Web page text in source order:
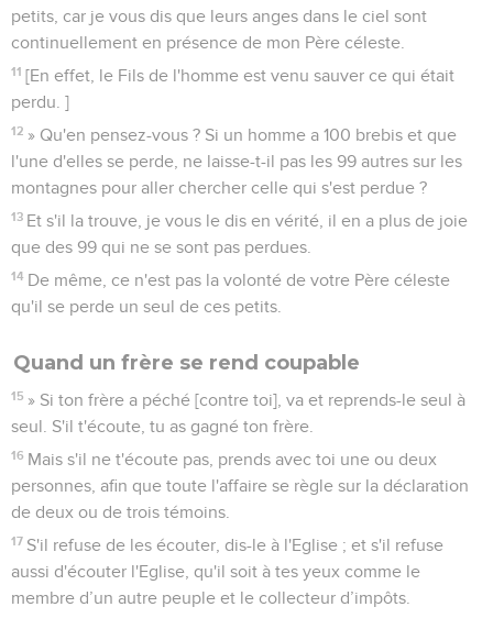
petits, car je vous dis que leurs anges dans le ciel sont
continuellement en présence de mon Père céleste.
11 [En effet, le Fils de l'homme est venu sauver ce qui était
perdu. ]
12 » Qu'en pensez-vous ? Si un homme a 100 brebis et que
l'une d'elles se perde, ne laisse-t-il pas les 99 autres sur les
montagnes pour aller chercher celle qui s'est perdue ?
13 Et s'il la trouve, je vous le dis en vérité, il en a plus de joie
que des 99 qui ne se sont pas perdues.
14 De même, ce n'est pas la volonté de votre Père céleste
qu'il se perde un seul de ces petits.
Quand un frère se rend coupable
15 » Si ton frère a péché [contre toi], va et reprends-le seul à
seul. S'il t'écoute, tu as gagné ton frère.
16 Mais s'il ne t'écoute pas, prends avec toi une ou deux
personnes, afin que toute l'affaire se règle sur la déclaration
de deux ou de trois témoins.
17 S'il refuse de les écouter, dis-le à l'Eglise ; et s'il refuse
aussi d'écouter l'Eglise, qu'il soit à tes yeux comme le
membre d’un autre peuple et le collecteur d’impôts.